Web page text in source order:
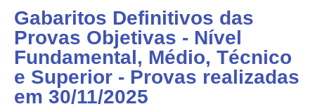
Gabaritos Definitivos das
Provas Objetivas - Nível
Fundamental, Médio, Técnico
e Superior - Provas realizadas
em 30/11/2025